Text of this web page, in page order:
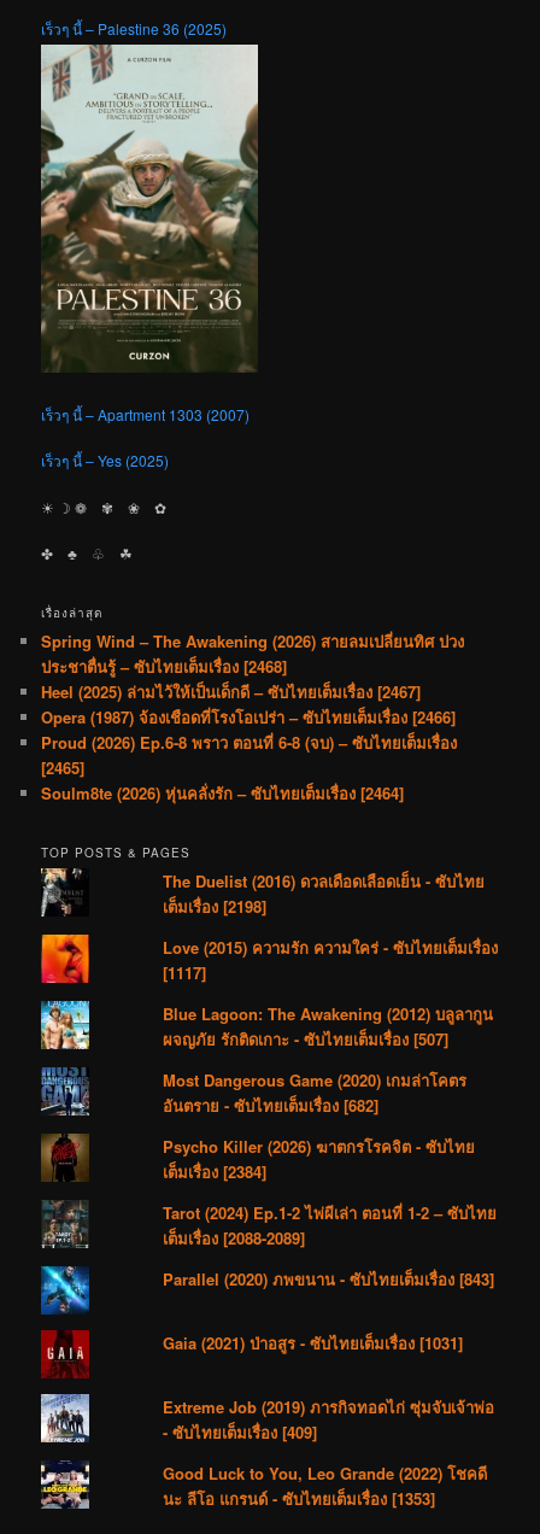
เร็วๆ นี้ – Palestine 36 (2025)
เร็วๆ นี้ – Apartment 1303 (2007)
เร็วๆ นี้ – Yes (2025)
☀︎ ☽ ❁ ✾ ❀ ✿
✤ ♣︎ ♧ ☘︎
เรื่องล่าสุด
Spring Wind – The Awakening (2026) สายลมเปลี่ยนทิศ ปวง
ประชาตื่นรู้ – ซับไทยเต็มเรื่อง [2468]
Heel (2025) ล่ามไว้ให้เป็นเด็กดี – ซับไทยเต็มเรื่อง [2467]
Opera (1987) จ้องเชือดที่โรงโอเปร่า – ซับไทยเต็มเรื่อง [2466]
Proud (2026) Ep.6-8 พราว ตอนที่ 6-8 (จบ) – ซับไทยเต็มเรื่อง
[2465]
Soulm8te (2026) หุ่นคลั่งรัก – ซับไทยเต็มเรื่อง [2464]
TOP POSTS & PAGES
The Duelist (2016) ดวลเดือดเลือดเย็น - ซับไทย
เต็มเรื่อง [2198]
Love (2015) ความรัก ความใคร่ - ซับไทยเต็มเรื่อง
[1117]
Blue Lagoon: The Awakening (2012) บลูลากูน
ผจญภัย รักติดเกาะ - ซับไทยเต็มเรื่อง [507]
Most Dangerous Game (2020) เกมล่าโคตร
อันตราย - ซับไทยเต็มเรื่อง [682]
Psycho Killer (2026) ฆาตกรโรคจิต - ซับไทย
เต็มเรื่อง [2384]
Tarot (2024) Ep.1-2 ไพ่ผีเล่า ตอนที่ 1-2 – ซับไทย
เต็มเรื่อง [2088-2089]
Parallel (2020) ภพขนาน - ซับไทยเต็มเรื่อง [843]
Gaia (2021) ป่าอสูร - ซับไทยเต็มเรื่อง [1031]
Extreme Job (2019) ภารกิจทอดไก่ ซุ่มจับเจ้าพ่อ
- ซับไทยเต็มเรื่อง [409]
Good Luck to You, Leo Grande (2022) โชคดี
นะ ลีโอ แกรนด์ - ซับไทยเต็มเรื่อง [1353]